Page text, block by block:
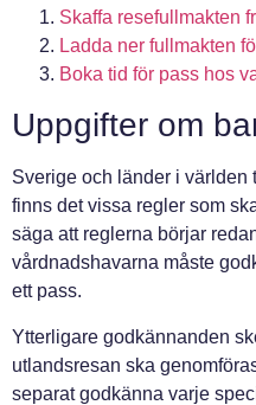
Skaffa resefullmakten
Ladda ner fullmakten
Boka tid för pass hos
Uppgifter om
Sverige och länder i världen
finns det vissa regler som
säga att reglerna börjar
vårdnadshavarna måste
ett pass.
Ytterligare godkännanden
utlandsresan ska
separat godkänna varje